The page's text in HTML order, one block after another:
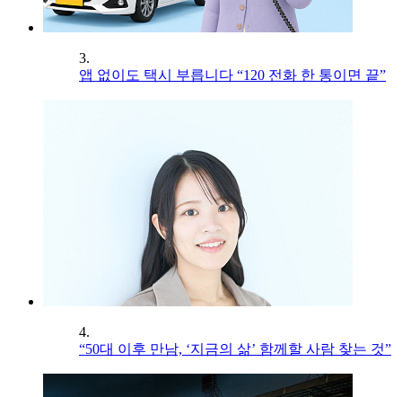
3.
앱 없이도 택시 부릅니다 “120 전화 한 통이면 끝”
4.
“50대 이후 만남, ‘지금의 삶’ 함께할 사람 찾는 것”